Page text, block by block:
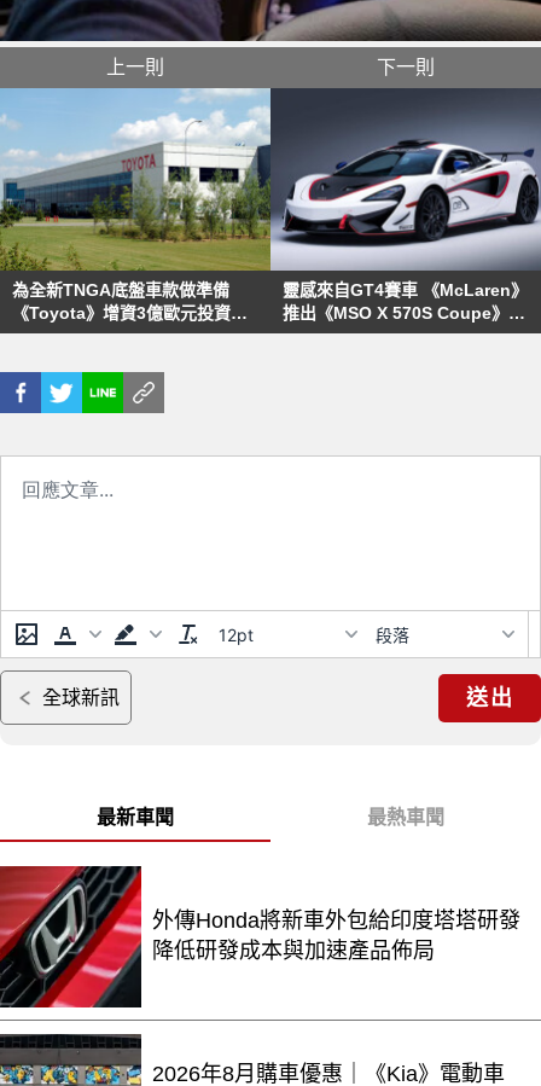
上一則
為全新TNGA底盤車款做準備
《Toyota》增資3億歐元投資
TMMF產線
下一則
靈感來自GT4賽車 《McLaren》
推出《MSO X 570S Coupe》限
量客製車款
12pt 段落
全球新訊 送出
最新車聞 最熱車聞
外傳Honda將新車外包給印度塔塔研發
降低研發成本與加速產品佈局
2026年8月購車優惠｜《Kia》電動車